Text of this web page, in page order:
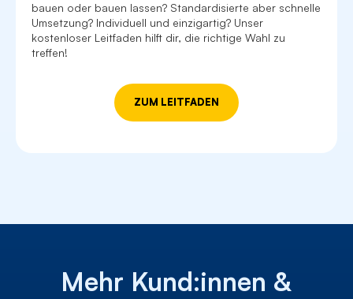
bauen oder bauen lassen? Standardisierte aber schnelle
Umsetzung? Individuell und einzigartig? Unser
kostenloser Leitfaden hilft dir, die richtige Wahl zu
treffen!
ZUM LEITFADEN
Mehr Kund:innen &